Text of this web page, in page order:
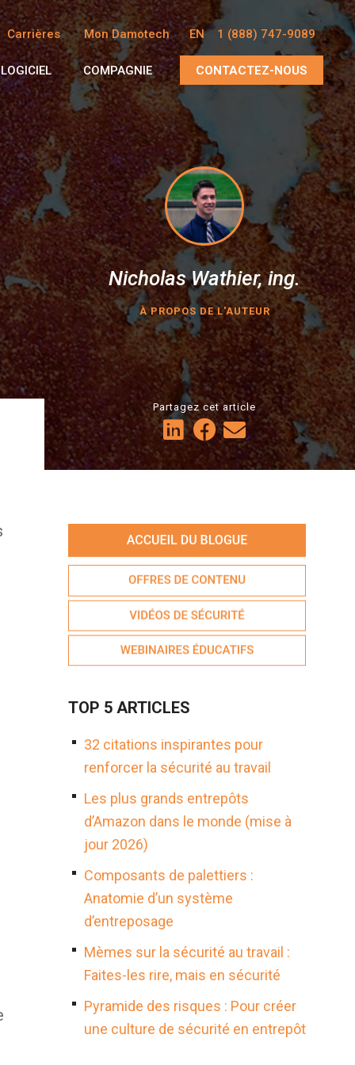
Carrières Mon Damotech 1 (888) 747-9089
EN
LOGICIEL COMPAGNIE CONTACTEZ-NOUS
Nicholas Wathier, ing.
À PROPOS DE L'AUTEUR
Partagez cet article
TOP 5 ARTICLES
32 citations inspirantes pour
renforcer la sécurité au travail
Les plus grands entrepôts
d’Amazon dans le monde (mise à
jour 2026)
Composants de palettiers :
Anatomie d’un système
d’entreposage
Mèmes sur la sécurité au travail :
Faites-les rire, mais en sécurité
Pyramide des risques : Pour créer
une culture de sécurité en entrepôt